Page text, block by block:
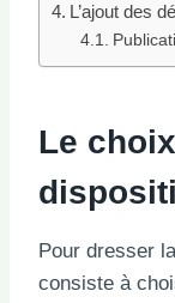
L’ajout des
Le
Pour dresser
consiste à